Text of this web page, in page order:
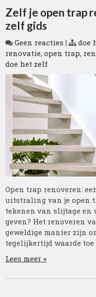
Zelf je open trap
zelf gids
Geen reacties | doe
renovatie,open trap,
doe het zelf
Open trap renoveren:
uitstraling van je open
tekenen van slijtage en
geven? Het renoveren
geweldige manier zijn
tegelijkertijd waarde toe
Lees meer »